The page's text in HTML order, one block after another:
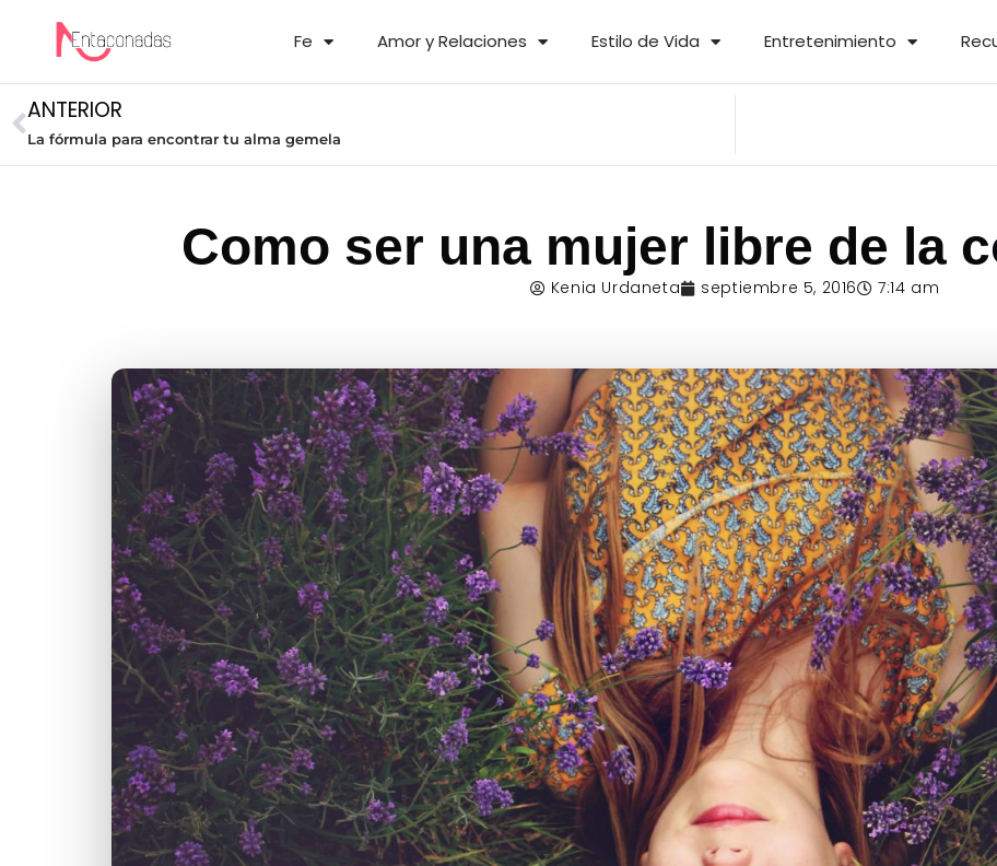
Fe Amor y Relaciones Estilo de Vida Entretenimiento
ANTERIOR
La fórmula para encontrar tu alma gemela
Como ser una mujer libre de la
Kenia Urdaneta septiembre 5, 2016 7:14 am